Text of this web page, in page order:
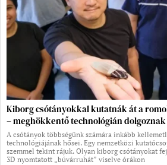
Kiborg csótányokkal kutatnák át a
– meghökkentő technológián
A csótányok többségünk számára inkább
technológiájának hősei. Egy nemzetközi
szemmel tekint rájuk. Olyan kiborg csótányokat
3D nyomtatott „búvárruhát” viselve órákon